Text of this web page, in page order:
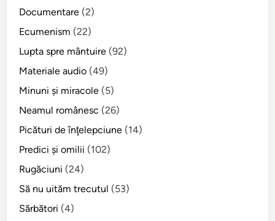
l
B
i
s
r
i
i
Documentare (2)
Ecumenism (22)
Lupta spre mântuire (92)
Materiale audio (49)
Minuni şi miracole (5)
Neamul românesc (26)
Picături de înţelepciune (14)
Predici şi omilii (102)
Rugăciuni (24)
Să nu uităm trecutul (53)
Sărbători (4)